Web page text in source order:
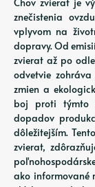
znečistenia
vplyvom na
dopravy. Od
zvierat až po
odvetvie
zmien a
boj proti týmto
dopadov
dôležitejším.
zvierat,
ako informované